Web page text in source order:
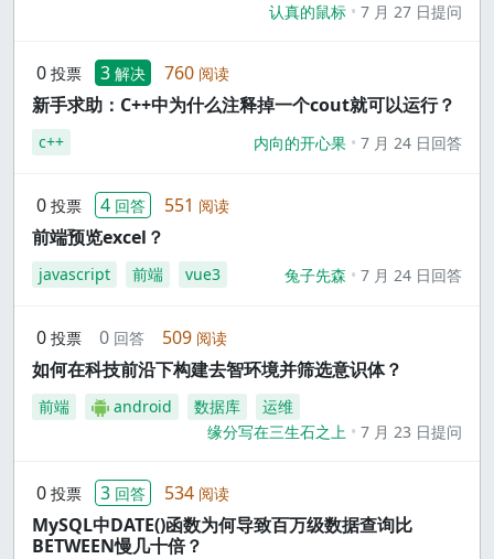
认真的鼠标
7 月 27 日提问
0 投票 3 解决 760 阅读
新手求助：C++中为什么注释掉一个cout就可以运行？
c++ 内向的开心果 7 月 24 日回答
0 投票 4 回答 551 阅读
前端预览excel？
javascript 前端 vue3 兔子先森 7 月 24 日回答
0 投票 0 回答 509 阅读
如何在科技前沿下构建去智环境并筛选意识体？
前端 android 数据库
运维
缘分写在三生石之上
7 月 23 日提问
0 投票 3 回答 534 阅读
MySQL中DATE()函数为何导致百万级数据查询比
BETWEEN慢几十倍？